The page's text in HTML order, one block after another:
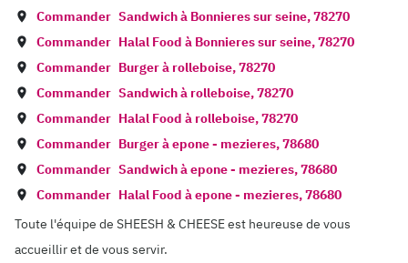
Commander Sandwich à Bonnieres sur seine,78270
Commander Halal Food à Bonnieres sur seine,78270
Commander Burger à rolleboise,78270
Commander Sandwich à rolleboise,78270
Commander Halal Food à rolleboise,78270
Commander Burger àepone - mezieres,78680
Commander Sandwich àepone - mezieres,78680
Commander Halal Food àepone - mezieres,78680
Toute l'équipe de SHEESH & CHEESE est heureuse de vous
accueillir et de vous servir.